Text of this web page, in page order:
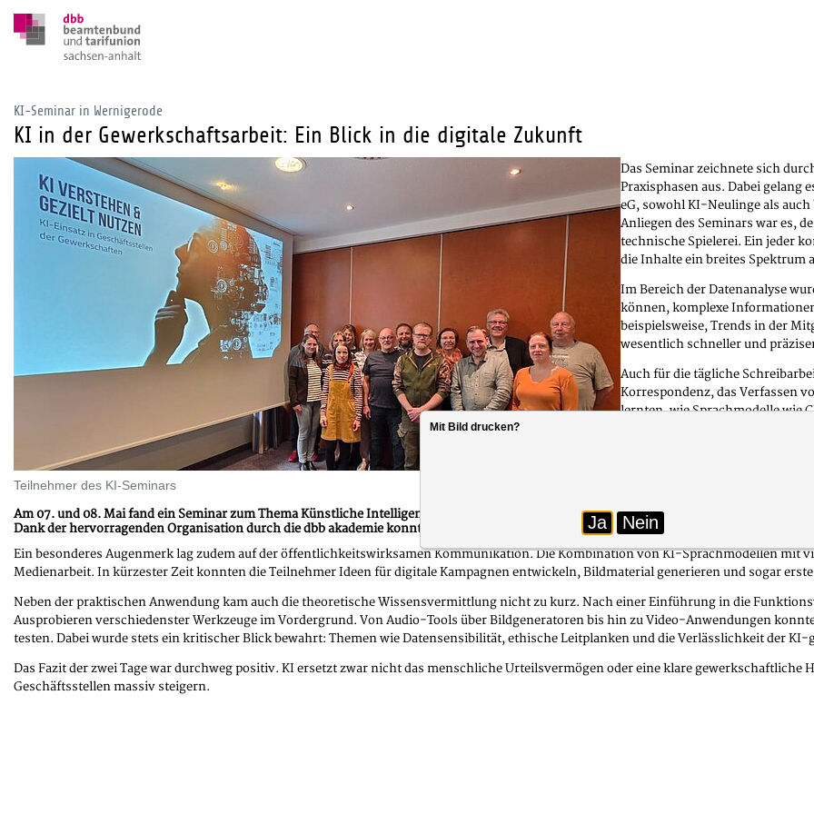
KI-Seminar in Wernigerode
KI in der Gewerkschaftsarbeit: Ein Blick in die digitale Zukunft
Teilnehmer des KI-Seminars
Am 07. und 08. Mai fand ein Seminar zum Thema Künstliche Intelligenz statt, das speziell auf die Bedürfnisse und Herausforderungen
Dank der hervorragenden Organisation durch die dbb akademie konnten die Teilnehmenden tief in die Welt der digitalen Helfer
Das Seminar zeichnete sich
Praxisphasen aus. Dabei gelang
eG, sowohl KI-Neulinge als
Anliegen des Seminars war es,
technische Spielerei. Ein jeder
die Inhalte ein breites Spektrum
Im Bereich der Datenanalyse
können, komplexe
beispielsweise, Trends in der
wesentlich schneller und
Auch für die tägliche
Korrespondenz, das Verfassen
lernten, wie Sprachmodelle wie
Ein besonderes Augenmerk lag zudem auf der öffentlichkeitswirksamen Kommunikation. Die Kombination von KI-Sprachmodellen mit
Medienarbeit. In kürzester Zeit konnten die Teilnehmer Ideen für digitale Kampagnen entwickeln, Bildmaterial generieren und sogar
Neben der praktischen Anwendung kam auch die theoretische Wissensvermittlung nicht zu kurz. Nach einer Einführung in die
Ausprobieren verschiedenster Werkzeuge im Vordergrund. Von Audio-Tools über Bildgeneratoren bis hin zu Video-Anwendungen
testen. Dabei wurde stets ein kritischer Blick bewahrt: Themen wie Datensensibilität, ethische Leitplanken und die Verlässlichkeit der
Das Fazit der zwei Tage war durchweg positiv. KI ersetzt zwar nicht das menschliche Urteilsvermögen oder eine klare gewerkschaftliche
Geschäftsstellen massiv steigern.
Mit Bild drucken?
Ja Nein